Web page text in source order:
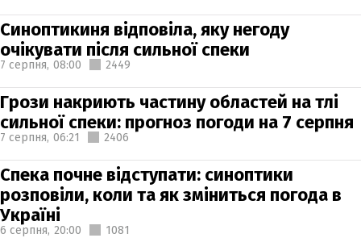
Синоптикиня відповіла, яку негоду
очікувати після сильної спеки
7 серпня, 08:00 2449
Грози накриють частину областей на тлі
сильної спеки: прогноз погоди на 7 серпня
7 серпня, 06:21 2406
Спека почне відступати: синоптики
розповіли, коли та як зміниться погода в
Україні
6 серпня, 20:00 1081